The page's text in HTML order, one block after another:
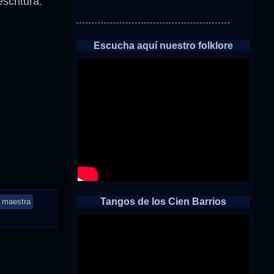
maestra
Escucha aquí nuestro folklore
Tangos de los Cien Barrios